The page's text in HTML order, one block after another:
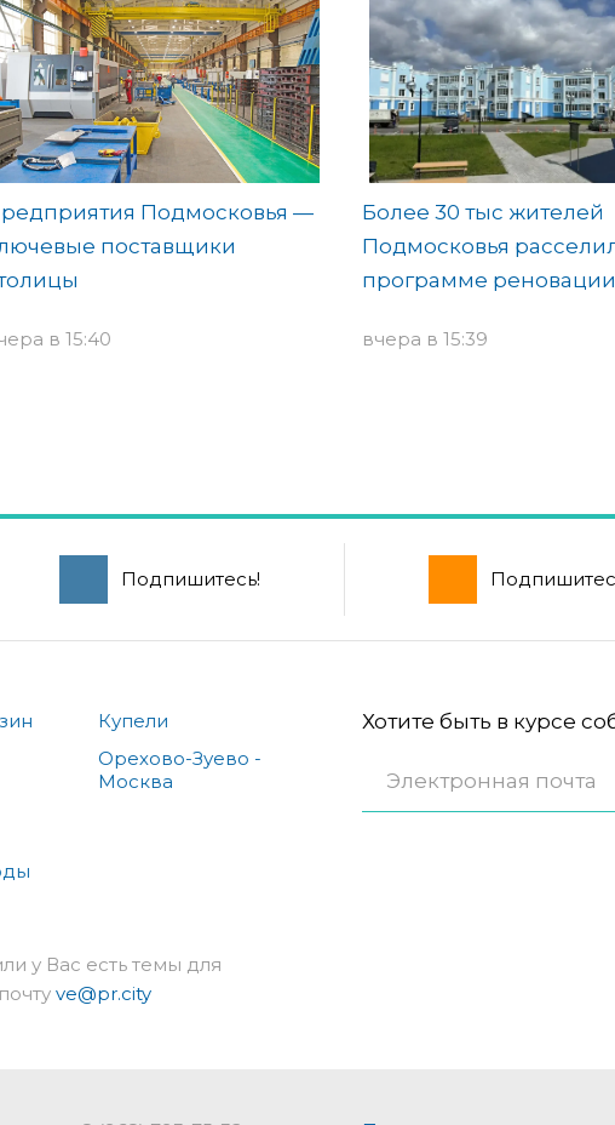
Подмосковья —
поставщики
в 15:40
Более 30 тыс жителей
Подмосковья
программе
вчера в 15:39
Подпишитесь!
Купели
Орехово-Зуево -
Москва
Хотите быть в курсе
у Вас есть темы для
ve@pr.city